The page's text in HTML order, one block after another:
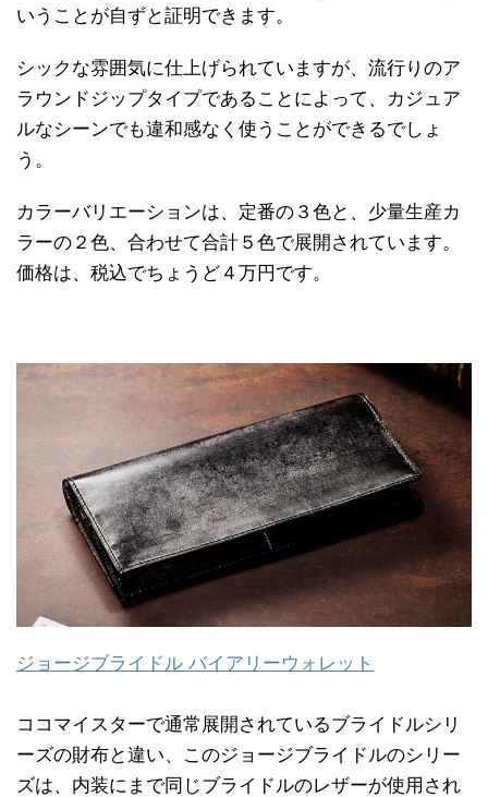
いうことが自ずと証明できます。
シックな雰囲気に仕上げられていますが、流行りのア
ラウンドジップタイプであることによって、カジュア
ルなシーンでも違和感なく使うことができるでしょ
う。
カラーバリエーションは、定番の３色と、少量生産カ
ラーの２色、合わせて合計５色で展開されています。
価格は、税込でちょうど４万円です。
ジョージブライドル バイアリーウォレット
ココマイスターで通常展開されているブライドルシリ
ーズの財布と違い、このジョージブライドルのシリー
ズは、内装にまで同じブライドルのレザーが使用され